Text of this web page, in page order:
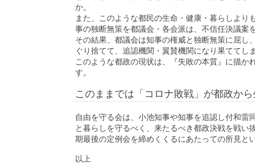
か。
また、このような都民の生命・健康・暮らしよ
事の独断無策を都議会・各会派は、不信任決議案
その結果、都議会は知事の権威と独断無策に屈し
ぐり捨てて、追認機関・翼賛機関になり果ててし
このような都政の現状は、『失敗の本質』に描か
す。
このままでは「コロナ敗戦」が都政か
自由を守る会は、小池知事や知事を追認し付和
と暮らしを守るべく、来たるべき都政決戦を戦
期最後の定例会を締めくくるにあたっての所見と
以上